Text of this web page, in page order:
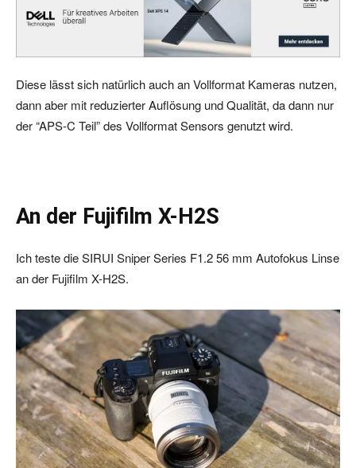
Diese lässt sich natürlich auch an Vollformat Kameras nutzen,
dann aber mit reduzierter Auflösung und Qualität, da dann nur
der “APS-C Teil” des Vollformat Sensors genutzt wird.
An der Fujifilm X-H2S
Ich teste die SIRUI Sniper Series F1.2 56 mm Autofokus Linse
an der Fujifilm X-H2S.